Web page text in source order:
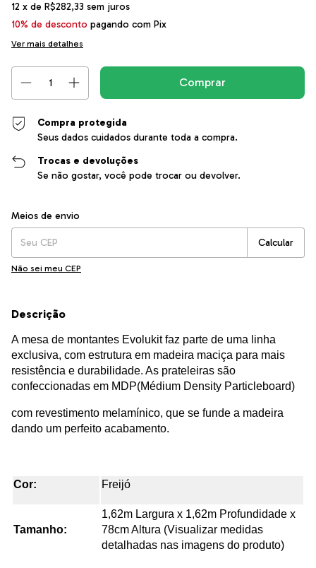
12 x de R$282,33 sem juros
10% de desconto pagando com Pix
Ver mais detalhes
Compra protegida
Seus dados cuidados durante toda a compra.
Trocas e devoluções
Se não gostar, você pode trocar ou devolver.
Entregas para o CEP:
Meios de envio
Calcular
Não sei meu CEP
Descrição
A mesa de montantes Evolukit faz parte de uma linha
exclusiva, com estrutura em madeira maciça para mais
resistência e durabilidade. As prateleiras são
confeccionadas em MDP(Médium Density Particleboard)
com revestimento melamínico, que se funde a madeira
dando um perfeito acabamento.
Cor: Freijó
Tamanho:
1,62m Largura x 1,62m Profundidade x
78cm Altura (Visualizar medidas
detalhadas nas imagens do produto)